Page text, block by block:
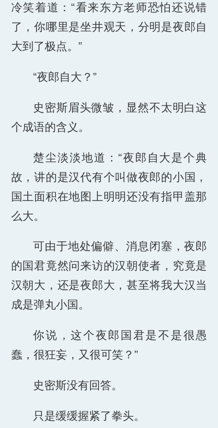
冷笑着道：“看来东方老师恐怕还说错
了，你哪里是坐井观天，分明是夜郎自
大到了极点。”
“夜郎自大？”
史密斯眉头微皱，显然不太明白这
个成语的含义。
楚尘淡淡地道：“夜郎自大是个典
故，讲的是汉代有个叫做夜郎的小国，
国土面积在地图上明明还没有指甲盖那
么大。
可由于地处偏僻、消息闭塞，夜郎
的国君竟然问来访的汉朝使者，究竟是
汉朝大，还是夜郎大，甚至将我大汉当
成是弹丸小国。
你说，这个夜郎国君是不是很愚
蠢，很狂妄，又很可笑？”
史密斯没有回答。
只是缓缓握紧了拳头。